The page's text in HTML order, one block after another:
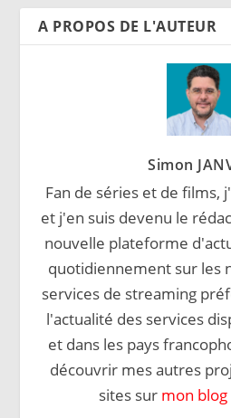
A PROPOS DE L'AUTEUR
Simon
Fan de séries et de films,
et j'en suis devenu le
nouvelle plateforme
quotidiennement sur les
services de streaming
l'actualité des services
et dans les pays
découvrir mes autres
sites sur mon